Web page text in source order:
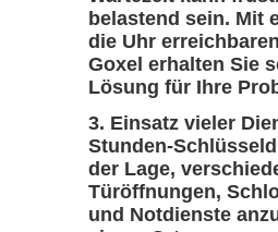
belastend sein. Mit
die Uhr
Goxel erhalten Sie
Lösung für Ihre
Einsatz vieler
Stunden-
der Lage,
Türöffnungen,
und Notdienste